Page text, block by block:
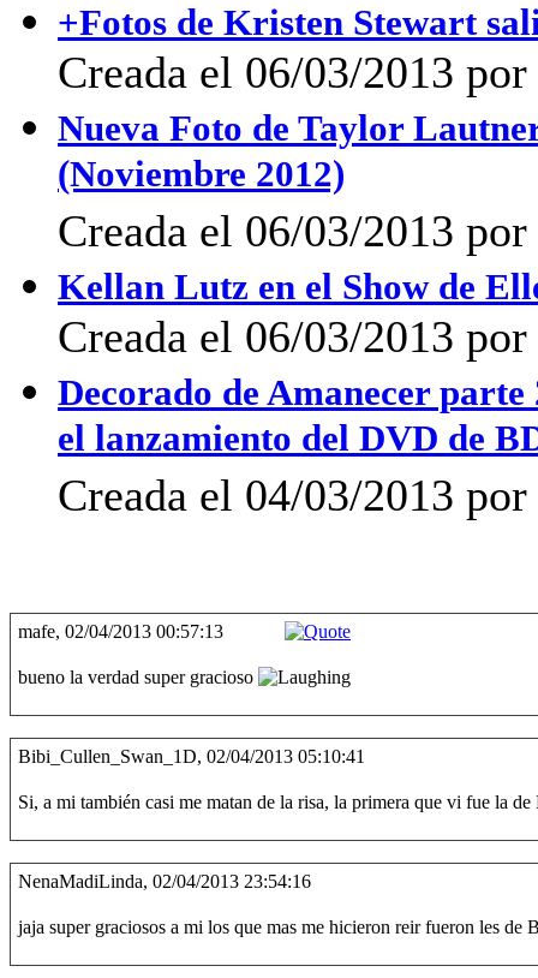
+Fotos de Kristen Stewart
Creada el 06/03/2013
Nueva Foto de Taylor
(Noviembre 2012)
Creada el 06/03/2013
Kellan Lutz en el Show de
Creada el 06/03/2013
Decorado de Amanecer
el lanzamiento del DVD de
Creada el 04/03/2013
mafe, 02/04/2013 00:57:13
bueno la verdad super gracioso
Bibi_Cullen_Swan_1D, 02/04/2013 05:10:41
Si, a mi también casi me matan de la risa, la primera que vi fue la
NenaMadiLinda, 02/04/2013 23:54:16
jaja super graciosos a mi los que mas me hicieron reir fueron les